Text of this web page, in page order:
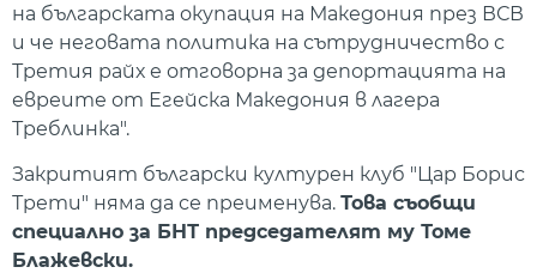
на българската окупация на Македония през ВСВ
и че неговата политика на сътрудничество с
Третия райх е отговорна за депортацията на
евреите от Егейска Македония в лагера
Треблинка".
Закритият български културен клуб "Цар Борис
Трети" няма да се преименува. Това съобщи
специално за БНТ председателят му Томе
Блажевски.